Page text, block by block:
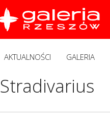
AKTUALNOŚCI GALERIA
Stradivarius